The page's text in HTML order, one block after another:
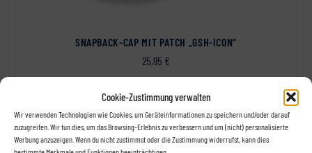
Cookie-Zustimmung verwalten
Wir verwenden Technologien wie Cookies, um Geräteinformationen zu speichern und/oder darauf
zuzugreifen. Wir tun dies, um das Browsing-Erlebnis zu verbessern und um (nicht) personalisierte
Werbung anzuzeigen. Wenn du nicht zustimmst oder die Zustimmung widerrufst, kann dies
SNAPBACK-CAP MIT PATCH „GSH-ICON“
25,95 €